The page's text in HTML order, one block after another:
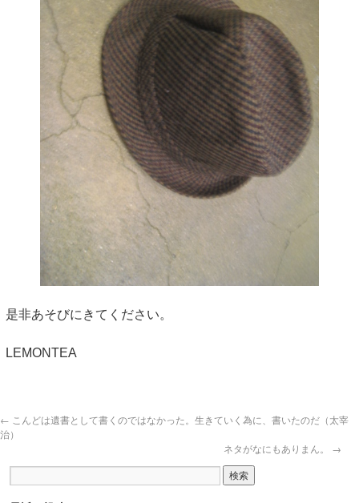
是非あそびにきてください。
LEMONTEA
← こんどは遺書として書くのではなかった。生きていく為に、書いたのだ（太宰
治）
ネタがなにもありまん。 →